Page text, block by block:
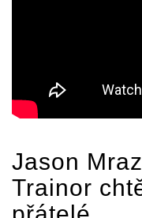
Jason Mraz
Trainor